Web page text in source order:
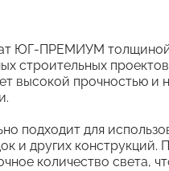
ЮГ-ПРЕМИУМ толщиной
строительных
высокой прочностью
подходит для
и других
количество света,